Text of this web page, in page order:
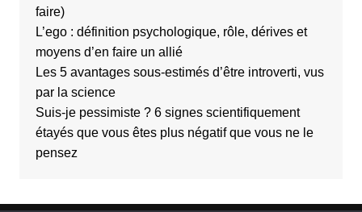
faire)
L’ego : définition psychologique, rôle, dérives et
moyens d’en faire un allié
Les 5 avantages sous-estimés d’être introverti, vus
par la science
Suis-je pessimiste ? 6 signes scientifiquement
étayés que vous êtes plus négatif que vous ne le
pensez